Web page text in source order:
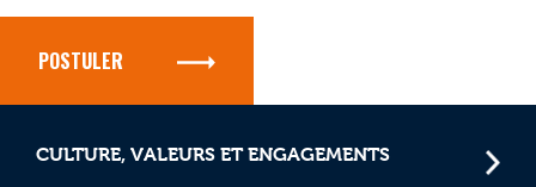
POSTULER
CULTURE, VALEURS ET ENGAGEMENTS